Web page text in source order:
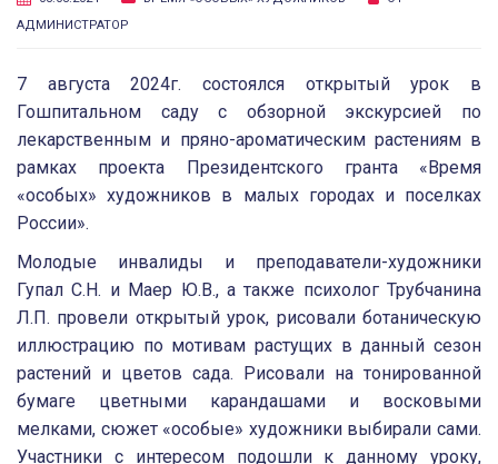
АДМИНИСТРАТОР
7 августа 2024г. состоялся открытый урок в
Гошпитальном саду с обзорной экскурсией по
лекарственным и пряно-ароматическим растениям в
рамках проекта Президентского гранта «Время
«особых» художников в малых городах и поселках
России».
Молодые инвалиды и преподаватели-художники
Гупал С.Н. и Маер Ю.В., а также психолог Трубчанина
Л.П. провели открытый урок, рисовали ботаническую
иллюстрацию по мотивам растущих в данный сезон
растений и цветов сада. Рисовали на тонированной
бумаге цветными карандашами и восковыми
мелками, сюжет «особые» художники выбирали сами.
Участники с интересом подошли к данному уроку,